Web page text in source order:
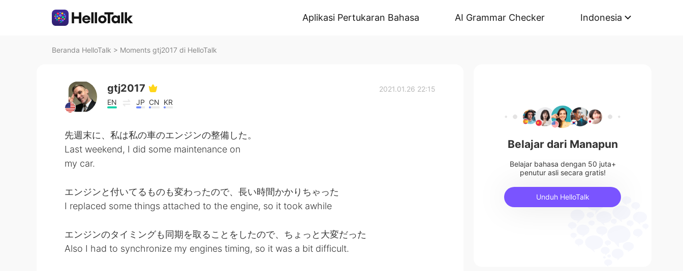
Aplikasi Pertukaran Bahasa AI Grammar Checker Indonesia
Beranda HelloTalk > Moments gtj2017 di HelloTalk
gtj2017
EN JP CN KR
2021.01.26 22:15
先週末に、私は私の車のエンジンの整備した。
Last weekend, I did some maintenance on
my car.
エンジンと付いてるものも変わったので、長い時間かかりちゃった
I replaced some things attached to the engine, so it took awhile
エンジンのタイミングも同期を取ることをしたので、ちょっと大変だった
Also I had to synchronize my engines timing, so it was a bit difficult.
Belajar dari Manapun
Belajar bahasa dengan 50 juta+
penutur asli secara gratis!
Unduh HelloTalk